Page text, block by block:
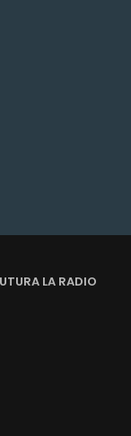
LA RADIO